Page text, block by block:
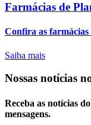
Farmácias de
Confira as farmácias
Saiba mais
Nossas notícias
Receba as notícias
mensagens.